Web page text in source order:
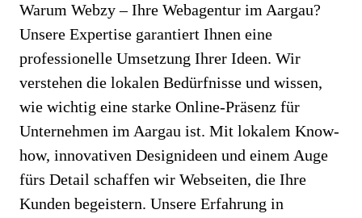
Warum Webzy – Ihre Webagentur im Aargau?
Unsere Expertise garantiert Ihnen eine
professionelle Umsetzung Ihrer Ideen. Wir
verstehen die lokalen Bedürfnisse und wissen,
wie wichtig eine starke Online-Präsenz für
Unternehmen im Aargau ist. Mit lokalem Know-
how, innovativen Designideen und einem Auge
fürs Detail schaffen wir Webseiten, die Ihre
Kunden begeistern. Unsere Erfahrung in